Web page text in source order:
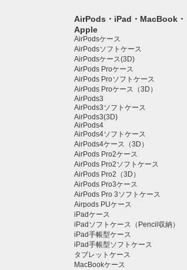
AirPods・iPad・MacBook・
Apple
AirPodsケース
AirPodsソフトケース
AirPodsケース(3D)
AirPods Proケース
AirPods Proソフトケース
AirPods Proケース（3D）
AirPods3
AirPods3ソフトケース
AirPods3(3D)
AirPods4
AirPods4ソフトケース
AirPods4ケース（3D）
AirPods Pro2ケース
AirPods Pro2ソフトケース
AirPods Pro2（3D）
AirPods Pro3ケース
AirPods Pro 3ソフトケース
Airpods PUケース
iPadケース
iPadソフトケース（Pencil収納）
iPad手帳型ケース
iPad手帳型ソフトケース
タブレットケース️
MacBookケース